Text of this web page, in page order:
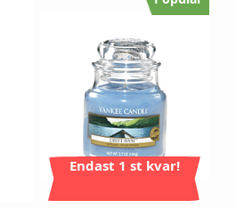
Endast 1 st kvar!